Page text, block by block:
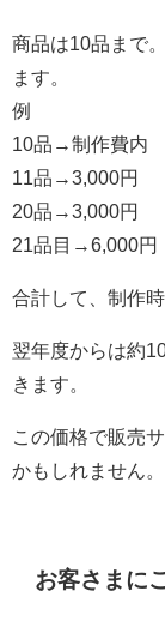
商品は10品まで
ます。
例
10品→制作費内
11品→3,000円
20品→3,000円
21品目→6,000円
合計して、制作
翌年度からは約
きます。
この価格で販売
かもしれません。
お客さまに